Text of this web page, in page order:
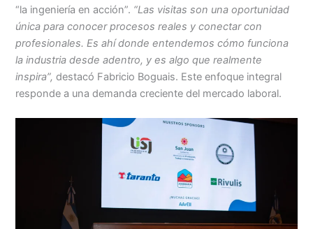
“la ingeniería en acción”. “Las visitas son una oportunidad
única para conocer procesos reales y conectar con
profesionales. Es ahí donde entendemos cómo funciona
la industria desde adentro, y es algo que realmente
inspira”, destacó Fabricio Boguais. Este enfoque integral
responde a una demanda creciente del mercado laboral.